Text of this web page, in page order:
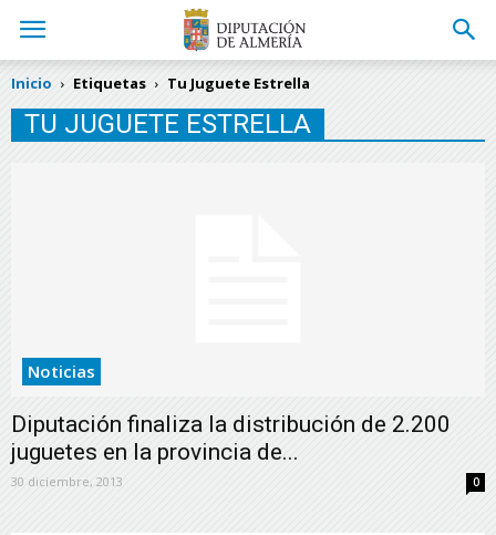
Inicio Etiquetas Tu Juguete Estrella
TU JUGUETE ESTRELLA
Noticias
Diputación finaliza la distribución de 2.200
juguetes en la provincia de...
30 diciembre, 2013 0